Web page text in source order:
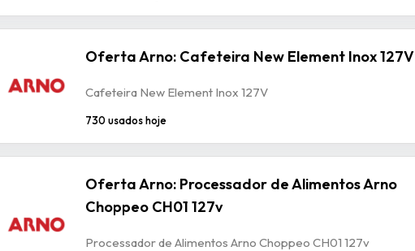
Oferta Arno: Cafeteira New Element Inox 127V
Cafeteira New Element Inox 127V
730 usados hoje
Oferta Arno: Processador de Alimentos Arno
Choppeo CH01 127v
Processador de Alimentos Arno Choppeo CH01 127v